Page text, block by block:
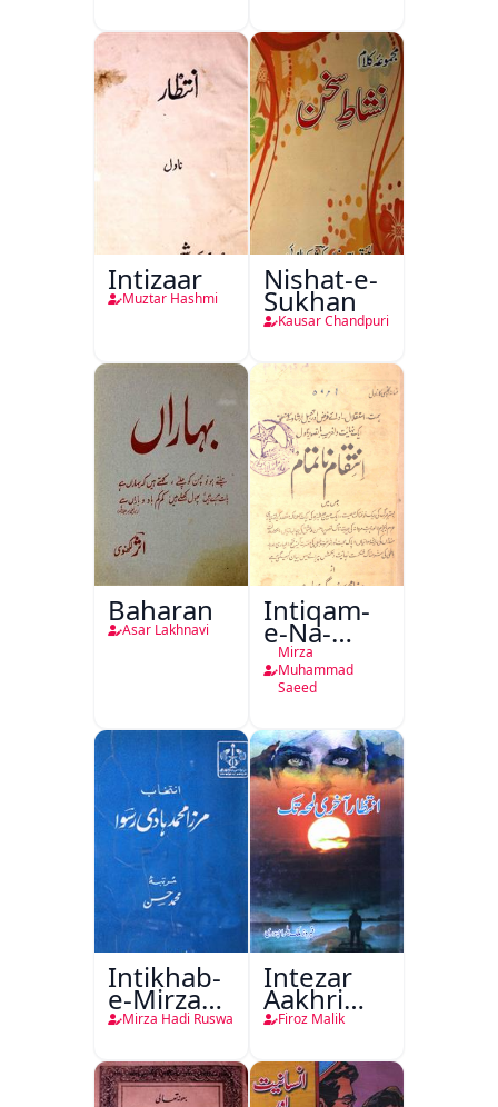
Intizaar
Muztar Hashmi
Nishat-e-
Sukhan
Kausar Chandpuri
Baharan
Asar Lakhnavi
Intiqam-
e-Na-
Tamam
Mirza
Muhammad
Saeed
Intikhab-
e-Mirza
Hadi
Mirza Hadi Ruswa
Intezar
Aakhri
Lamha
Firoz Malik